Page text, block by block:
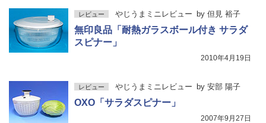
レビュー やじうまミニレビュー by 但見 裕子
無印良品「耐熱ガラスボール付き サラダ
スピナー」
2010年4月19日
レビュー やじうまミニレビュー by 安部 陽子
OXO「サラダスピナー」
2007年9月27日